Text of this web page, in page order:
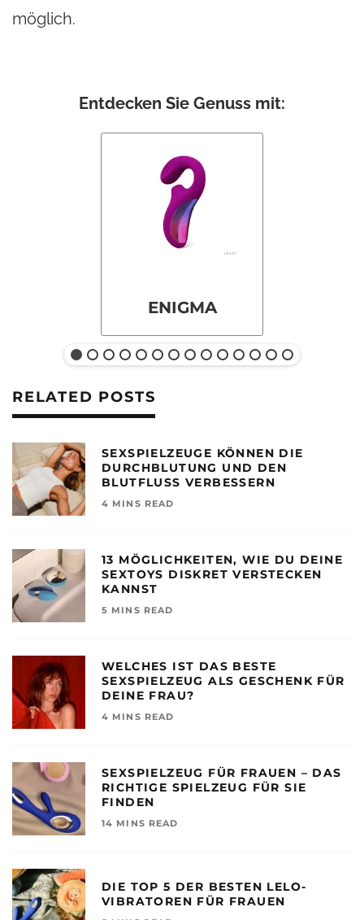
möglich.
Entdecken Sie Genuss mit:
ENIGMA
RELATED POSTS
SEXSPIELZEUGE KÖNNEN DIE
DURCHBLUTUNG UND DEN
BLUTFLUSS VERBESSERN
4 MINS READ
13 MÖGLICHKEITEN, WIE DU DEINE
SEXTOYS DISKRET VERSTECKEN
KANNST
5 MINS READ
WELCHES IST DAS BESTE
SEXSPIELZEUG ALS GESCHENK FÜR
DEINE FRAU?
4 MINS READ
SEXSPIELZEUG FÜR FRAUEN – DAS
RICHTIGE SPIELZEUG FÜR SIE
FINDEN
14 MINS READ
DIE TOP 5 DER BESTEN LELO-
VIBRATOREN FÜR FRAUEN